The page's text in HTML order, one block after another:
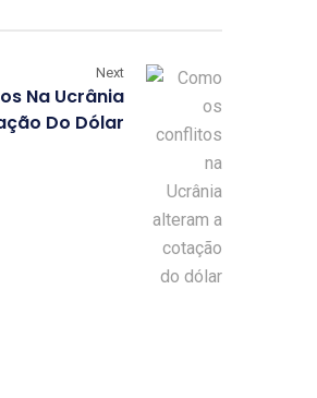
Next
Na Ucrânia
Do Dólar